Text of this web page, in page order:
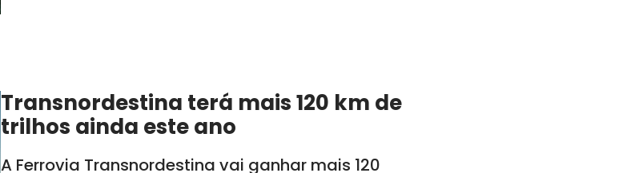
Transnordestina terá mais 120 km de
trilhos ainda este ano
A Ferrovia Transnordestina vai ganhar mais 120